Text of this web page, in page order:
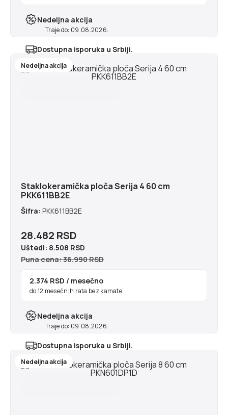
Nedeljna akcija
Traje do: 09.08.2026.
Dostupna isporuka u Srbiji.
Nedeljna akcija
Staklokeramička ploča Serija 4 60 cm
PKK611BB2E
Šifra: PKK611BB2E
28.482 RSD
Uštedi: 8.508 RSD
Puna cena: 36.990 RSD
2.374 RSD / mesečno
do 12 mesečnih rata bez kamate
Nedeljna akcija
Traje do: 09.08.2026.
Dostupna isporuka u Srbiji.
Nedeljna akcija